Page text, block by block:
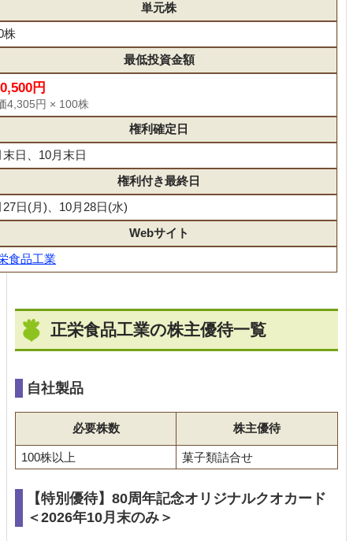
単元株
株
最低投資金額
円
4,305円 × 100株
権利確定日
末日、10月末日
権利付き最終日
27日(月)、10月28日(水)
Webサイト
食品工業
正栄食品工業の株主優待一覧
自社製品
必要株数 株主優待
100株以上 菓子類詰合せ
【特別優待】80周年記念オリジナルクオカード
＜2026年10月末のみ＞